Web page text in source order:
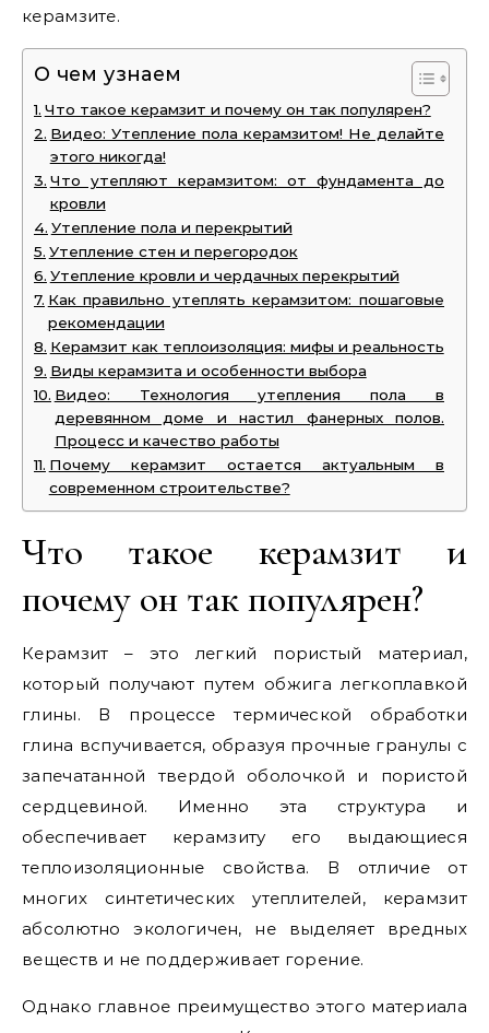
керамзите.
О чем узнаем
Что такое керамзит и почему он так популярен?
Видео: Утепление пола керамзитом! Не делайте
этого никогда!
Что утепляют керамзитом: от фундамента до
кровли
Утепление пола и перекрытий
Утепление стен и перегородок
Утепление кровли и чердачных перекрытий
Как правильно утеплять керамзитом: пошаговые
рекомендации
Керамзит как теплоизоляция: мифы и реальность
Виды керамзита и особенности выбора
Видео: Технология утепления пола в
деревянном доме и настил фанерных полов.
Процесс и качество работы
Почему керамзит остается актуальным в
современном строительстве?
Что такое керамзит и
почему он так популярен?
Керамзит – это легкий пористый материал,
который получают путем обжига легкоплавкой
глины. В процессе термической обработки
глина вспучивается, образуя прочные гранулы с
запечатанной твердой оболочкой и пористой
сердцевиной. Именно эта структура и
обеспечивает керамзиту его выдающиеся
теплоизоляционные свойства. В отличие от
многих синтетических утеплителей, керамзит
абсолютно экологичен, не выделяет вредных
веществ и не поддерживает горение.
Однако главное преимущество этого материала